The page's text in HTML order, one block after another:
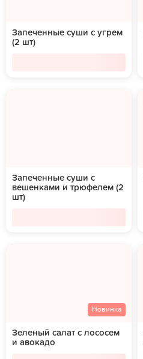
Запеченные суши с угрем
(2 шт)
Запеченные суши с
вешенками и трюфелем (2
шт)
Новинка
Зеленый салат с лососем
и авокадо